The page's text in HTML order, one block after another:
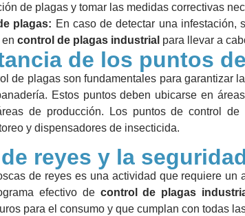
de plagas y tomar las medidas correctivas
plagas: En caso de detectar una infestación,
control de plagas industrial para llevar a
de los puntos
de plagas son fundamentales para garantizar
Estos puntos deben ubicarse en
de producción. Los puntos de control
y dispensadores de insecticida.
reyes y la
de reyes es una actividad que requiere un
efectivo de control de plagas
para el consumo y que cumplan con todas